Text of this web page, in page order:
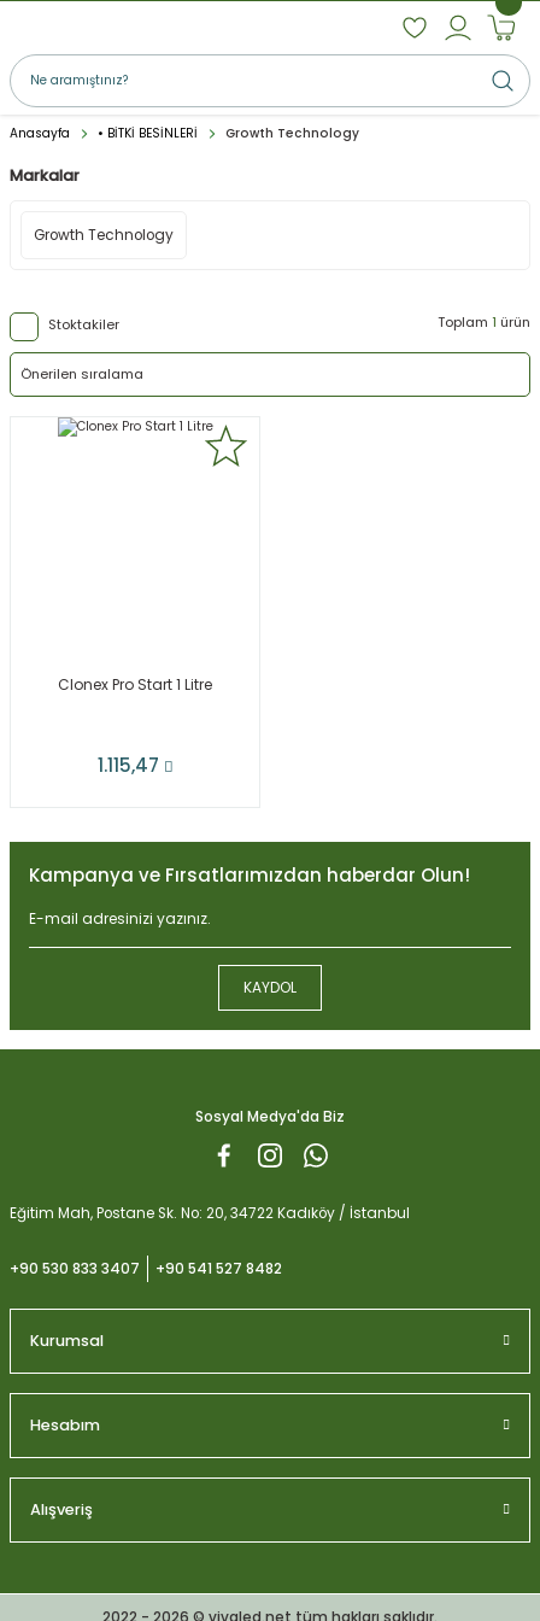
Anasayfa • BİTKİ BESİNLERİ Growth Technology
Markalar
Growth Technology
Stoktakiler Toplam 1 ürün
Clonex Pro Start 1 Litre
1.115,47
Kampanya ve Fırsatlarımızdan haberdar Olun!
KAYDOL
Sosyal Medya'da Biz
Eğitim Mah, Postane Sk. No: 20, 34722 Kadıköy / İstanbul
+90 530 833 3407 +90 541 527 8482
Kurumsal
Hesabım
Alışveriş